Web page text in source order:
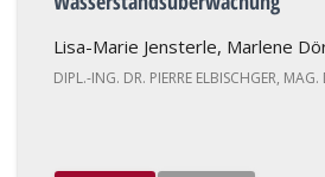
Lisa-Marie Jensterle, Marlene
DIPL.-ING. DR. PIERRE ELBISCHGER,